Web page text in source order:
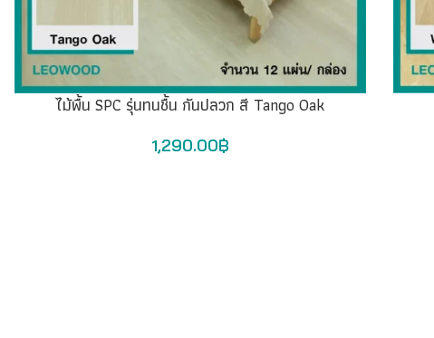
ไม้พื้น SPC รุ่นทนชื้น กันปลวก สี Tango Oak
1,290.00฿